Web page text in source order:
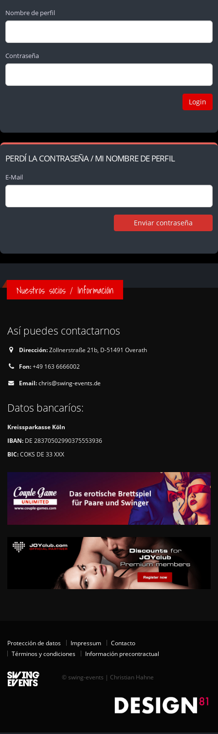
Nombre de perfil
Contraseña
PERDÍ LA CONTRASEÑA / MI NOMBRE DE PERFIL
E-Mail
Nuestros socios / Información
Así puedes contactarnos
Dirección:Zöllnerstraße 21b, D-51491 Overath
Fon:+49 163 6666002
Email:chris@swing-events.de
Datos bancaríos:
Kreissparkasse Köln
IBAN: DE 28370502990375553936
BIC:COKS DE 33 XXX
Protección de datos Impressum
Contacto
Términos y condiciones
Información precontractual
© swing-events | Christian Hahne